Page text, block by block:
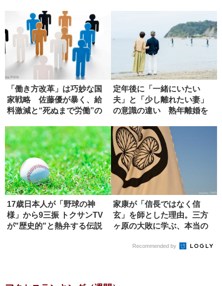
「働き方改革」は巧妙な国
家戦略 佐藤優が暴く、給
料激減と“死ぬまで労働”の
定年後に「一緒にいたい
夫」と「少し離れたい妻」
の意識の違い 熟年離婚を
17歳日本人が「野球の神
様」から9三振 トクサンTV
が"歴史的"と熱弁する伝説
家康が「信長ではなく信
玄」を師とした理由。三方
ヶ原の大敗に学ぶ、本当の
Recommended by